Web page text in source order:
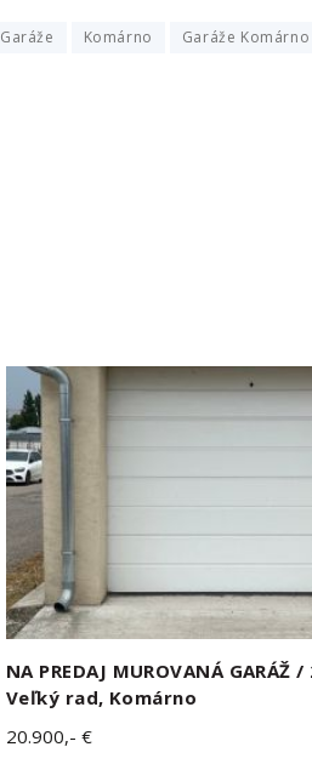
Garáže Komárno Garáže
NA PREDAJ MUROVANÁ GARÁŽ
Veľký rad, Komárno
20.900,- €